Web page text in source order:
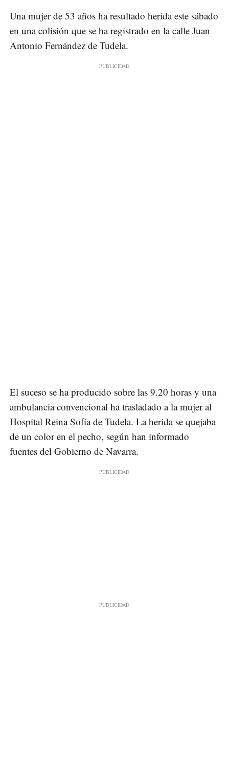
Una mujer de 53 años ha resultado herida este sábado
en una colisión que se ha registrado en la calle Juan
Antonio Fernández de Tudela.
El suceso se ha producido sobre las 9.20 horas y una
ambulancia convencional ha trasladado a la mujer al
Hospital Reina Sofía de Tudela. La herida se quejaba
de un color en el pecho, según han informado
fuentes del Gobierno de Navarra.